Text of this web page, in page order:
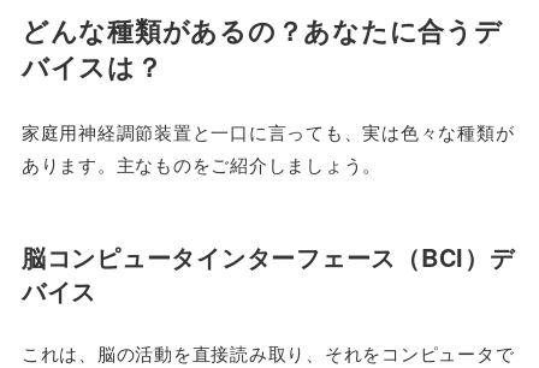
どんな種類があるの？あなたに合うデ
バイスは？
家庭用神経調節装置と一口に言っても、実は色々な種類が
あります。主なものをご紹介しましょう。
脳コンピュータインターフェース（BCI）デ
バイス
これは、脳の活動を直接読み取り、それをコンピュータで